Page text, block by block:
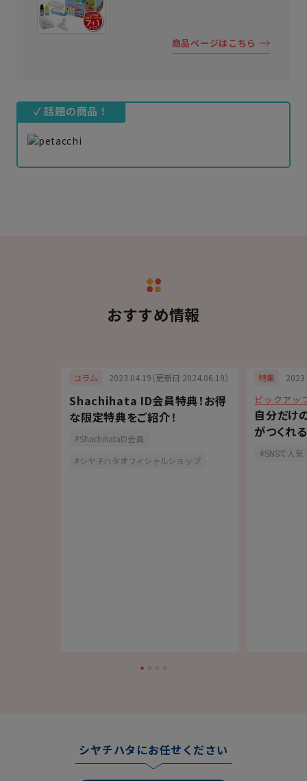
商品ページはこちら
✓ 話題の商品！
おすすめ情報
コラム 2023.04.19（更新日 2024.06.19）
Shachihata ID会員特典！お得
な限定特典をご紹介！
ShachihataID会員
シヤチハタオフィシャルショップ
特集
ピックアッ
自分だけ
がつくれ
「OSMO(
SNSで人気
シヤチハタにお任せください